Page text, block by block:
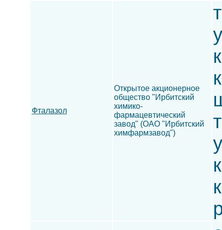
Фталазол
Открытое акционерное
общество "Ирбитский
химико-
фармацевтический
завод" (ОАО "Ирбитский
химфармзавод")